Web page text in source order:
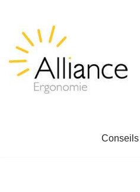
Aller
au
contenu